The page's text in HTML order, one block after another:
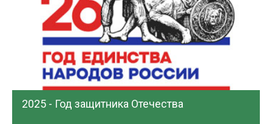
2025 - Год защитника Отечества